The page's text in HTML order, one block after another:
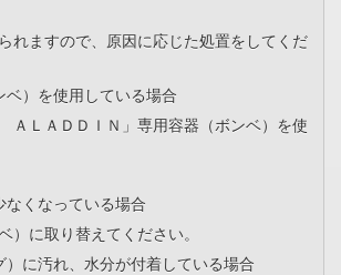
れますので、原因に応じた処置をしてくだ
ベ）を使用している場合
ＡＬＡＤＤＩＮ」専用容器（ボンベ）を使
なくなっている場合
）に取り替えてください。
）に汚れ、水分が付着している場合